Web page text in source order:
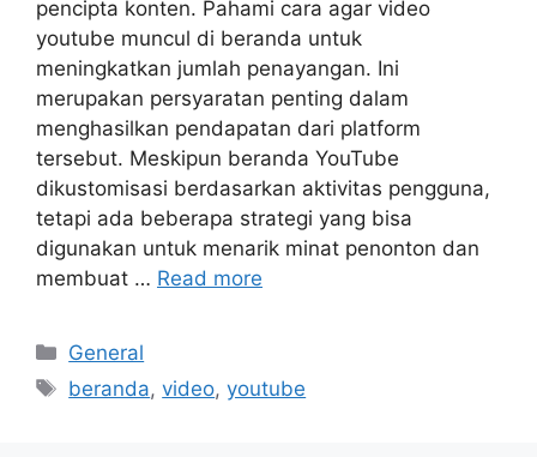
pencipta konten. Pahami cara agar video
youtube muncul di beranda untuk
meningkatkan jumlah penayangan. Ini
merupakan persyaratan penting dalam
menghasilkan pendapatan dari platform
tersebut. Meskipun beranda YouTube
dikustomisasi berdasarkan aktivitas pengguna,
tetapi ada beberapa strategi yang bisa
digunakan untuk menarik minat penonton dan
membuat … Read more
Categories
General
Tags
beranda,video,youtube